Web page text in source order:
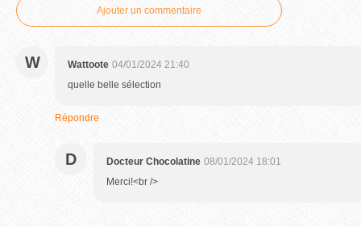
Ajouter un commentaire
W Wattoote 04/01/2024 21:40
quelle belle sélection
Répondre
D Docteur Chocolatine 08/01/2024 18:01
Merci!<br />